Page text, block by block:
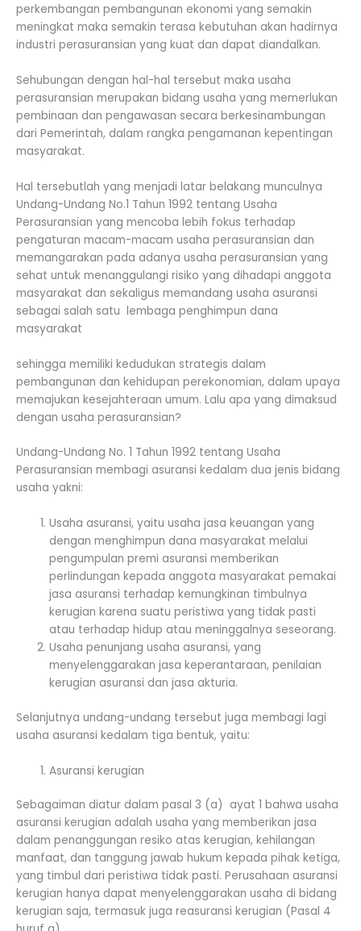
perkembangan pembangunan ekonomi yang semakin
meningkat maka semakin terasa kebutuhan akan hadirnya
industri perasuransian yang kuat dan dapat diandalkan.
Sehubungan dengan hal-hal tersebut maka usaha
perasuransian merupakan bidang usaha yang memerlukan
pembinaan dan pengawasan secara berkesinambungan
dari Pemerintah, dalam rangka pengamanan kepentingan
masyarakat.
Hal tersebutlah yang menjadi latar belakang munculnya
Undang-Undang No.1 Tahun 1992 tentang Usaha
Perasuransian yang mencoba lebih fokus terhadap
pengaturan macam-macam usaha perasuransian dan
memangarakan pada adanya usaha perasuransian yang
sehat untuk menanggulangi risiko yang dihadapi anggota
masyarakat dan sekaligus memandang usaha asuransi
sebagai salah satu lembaga penghimpun dana
masyarakat
sehingga memiliki kedudukan strategis dalam
pembangunan dan kehidupan perekonomian, dalam upaya
memajukan kesejahteraan umum. Lalu apa yang dimaksud
dengan usaha perasuransian?
Undang-Undang No. 1 Tahun 1992 tentang Usaha
Perasuransian membagi asuransi kedalam dua jenis bidang
usaha yakni:
Usaha asuransi, yaitu usaha jasa keuangan yang
dengan menghimpun dana masyarakat melalui
pengumpulan premi asuransi memberikan
perlindungan kepada anggota masyarakat pemakai
jasa asuransi terhadap kemungkinan timbulnya
kerugian karena suatu peristiwa yang tidak pasti
atau terhadap hidup atau meninggalnya seseorang.
Usaha penunjang usaha asuransi, yang
menyelenggarakan jasa keperantaraan, penilaian
kerugian asuransi dan jasa akturia.
Selanjutnya undang-undang tersebut juga membagi lagi
usaha asuransi kedalam tiga bentuk, yaitu:
Asuransi kerugian
Sebagaiman diatur dalam pasal 3 (a) ayat 1 bahwa usaha
asuransi kerugian adalah usaha yang memberikan jasa
dalam penanggungan resiko atas kerugian, kehilangan
manfaat, dan tanggung jawab hukum kepada pihak ketiga,
yang timbul dari peristiwa tidak pasti. Perusahaan asuransi
kerugian hanya dapat menyelenggarakan usaha di bidang
kerugian saja, termasuk juga reasuransi kerugian (Pasal 4